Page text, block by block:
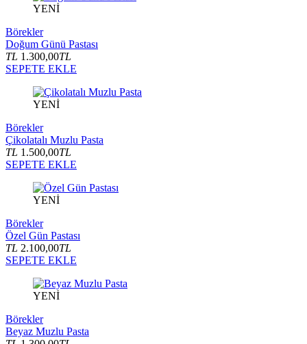
YENİ
Börekler
Doğum Günü Pastası
TL 1.300,00TL
SEPETE EKLE
YENİ
Börekler
Çikolatalı Muzlu Pasta
TL 1.500,00TL
SEPETE EKLE
YENİ
Börekler
Özel Gün Pastası
TL 2.100,00TL
SEPETE EKLE
YENİ
Börekler
Beyaz Muzlu Pasta